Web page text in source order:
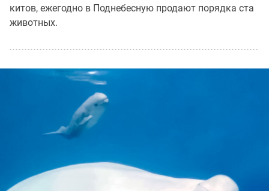
китов, ежегодно в Поднебесную продают порядка ста
животных.